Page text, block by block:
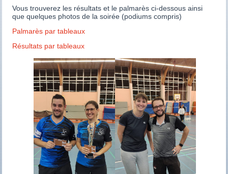
Vous trouverez les résultats et le palmarès ci-dessous ainsi
que quelques photos de la soirée (podiums compris)
Palmarès par tableaux
Résultats par tableaux